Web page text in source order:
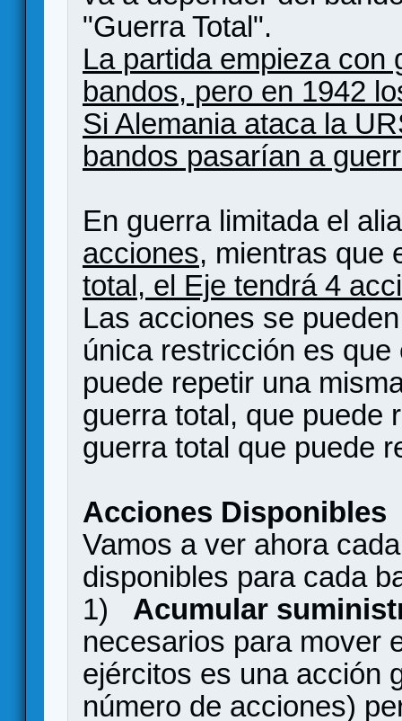
"Guerra Total".
La partida empieza con
bandos, pero en 1942
Si Alemania ataca la
bandos pasarían a
En guerra limitada el
acciones, mientras que
total, el Eje tendrá 4
Las acciones se
única restricción es
puede repetir una
guerra total, que puede
guerra total que puede
Acciones Disponibles
Vamos a ver ahora
disponibles para cada
1) Acumular
necesarios para mover
ejércitos es una acción
número de acciones)